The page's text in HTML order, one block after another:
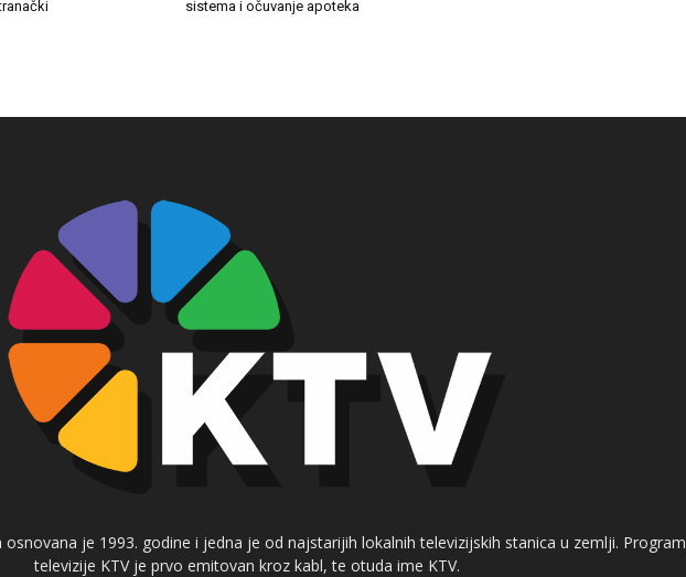
sistema i očuvanje apoteka
osnovana je 1993. godine i jedna je od najstarijih lokalnih televizijskih stanica u zemlji. Program
televizije KTV je prvo emitovan kroz kabl, te otuda ime KTV.